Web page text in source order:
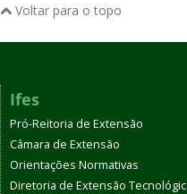
Voltar para o topo
Ifes
Pró-Reitoria de Extensão
Câmara de Extensão
Orientações Normativas
Diretoria de Extensão